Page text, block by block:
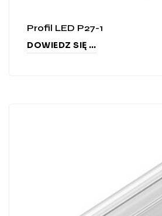
Profil LED P27-1
DOWIEDZ SIĘ WIĘCEJ